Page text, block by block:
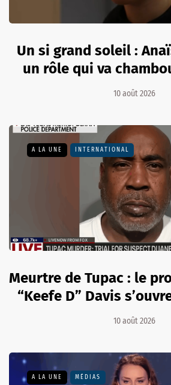
Un si grand soleil :
un rôle qui va
10 août 2026
A LA UNE INTERNATIONAL
Meurtre de Tupac : le
“Keefe D” Davis
10 août 2026
A LA UNE MÉDIAS